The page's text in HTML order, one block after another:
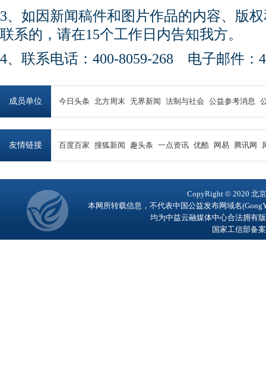
3、如因新闻稿件和图片作品的内容、版
联系的，请在15个工作日内告知我方。
4、联系电话：400-8059-268 电子邮件：
成员单位 今日头条 北方周末 无界新闻 法制与社会 公益参考消息
友情链接 百度百家 搜狐新闻 趣头条 一点资讯 优酷 网易 腾讯网
CopyRight © 2020 北
本网所转载信息，不代表中国公益发布网域名
均为中益云融媒体中心合法拥有
国家工信部备